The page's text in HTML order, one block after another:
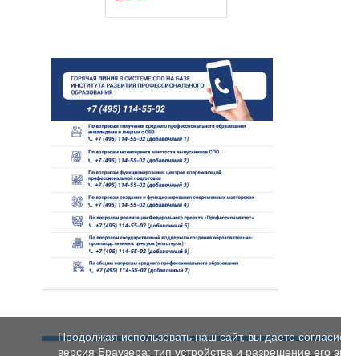
Продолжая использовать наш сайт, вы даете
версия Браузера; тип устройства и разрешение его